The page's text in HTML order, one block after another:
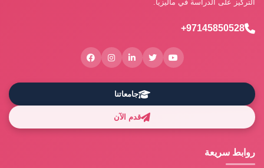
التركيز على الدراسة في ماليزيا.
97145850528+
جامعاتنا
قدم الآن
روابط سريعة